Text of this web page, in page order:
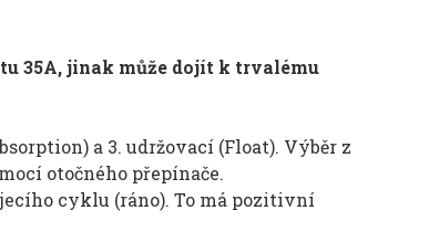
35A, jinak může dojít k trvalému
a 3. udržovací (Float). Výběr z
otočného přepínače.
cyklu (ráno). To má pozitivní